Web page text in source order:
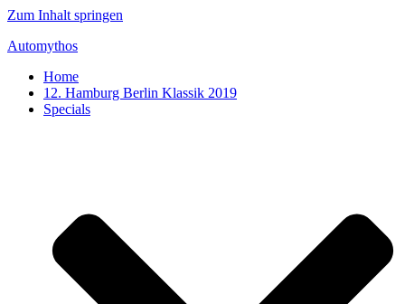
Zum Inhalt springen
Automythos
Home
12. Hamburg Berlin Klassik 2019
Specials